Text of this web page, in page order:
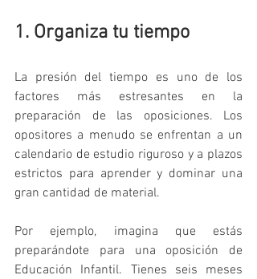
1. Organiza tu tiempo
La presión del tiempo es uno de los
factores más estresantes en la
preparación de las oposiciones. Los
opositores a menudo se enfrentan a un
calendario de estudio riguroso y a plazos
estrictos para aprender y dominar una
gran cantidad de material.
Por ejemplo, imagina que estás
preparándote para una oposición de
Educación Infantil. Tienes seis meses